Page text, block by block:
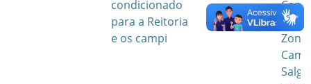
condicionado
para a Reitoria
e os campi
Zona